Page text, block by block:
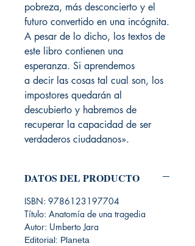
pobreza, más desconcierto y el
futuro convertido en una incógnita.
A pesar de lo dicho, los textos de
este libro contienen una
esperanza. Si aprendemos
a decir las cosas tal cual son, los
impostores quedarán al
descubierto y habremos de
recuperar la capacidad de ser
verdaderos ciudadanos».
DATOS DEL PRODUCTO
ISBN: 9786123197704
Título: Anatomía de una tragedia
Autor: Umberto Jara
Editorial: Planeta